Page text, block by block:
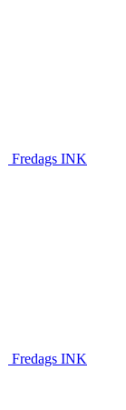
Fredags INK
Fredags INK